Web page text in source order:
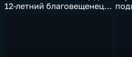
12-летний благовещенец